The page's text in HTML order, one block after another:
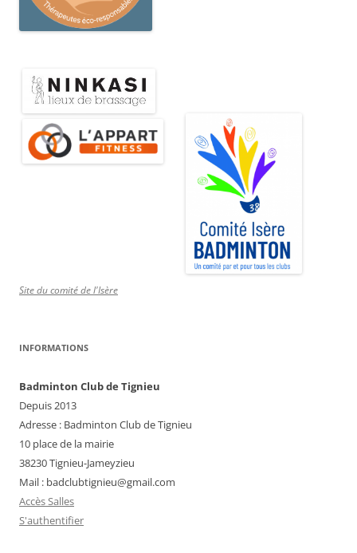
Site du comité de l'Isère
INFORMATIONS
Badminton Club de Tignieu
Depuis 2013
Adresse : Badminton Club de Tignieu
10 place de la mairie
38230 Tignieu-Jameyzieu
Mail : badclubtignieu@gmail.com
Accès Salles
S'authentifier